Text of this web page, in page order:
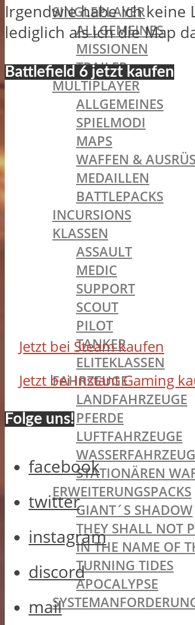
SINGLEPLAYER
ALLGEMEINES
MISSIONEN
TRAILER
MULTIPLAYER
ALLGEMEINES
SPIELMODI
MAPS
WAFFEN &
MEDAILLEN
BATTLEPACKS
INCURSIONS
KLASSEN
ASSAULT
MEDIC
SUPPORT
SCOUT
PILOT
TANKER
ELITEKLASSEN
FAHRZEUGE
LANDFAHRZEUGE
PFERDE
LUFTFAHRZEUGE
STATIONÄREN
ERWEITERUNGSPACKS
GIANT´S SHADOW
THEY SHALL NOT
IN THE NAME OF
TURNING TIDES
APOCALYPSE
BATTLEFIELD OLDIES
Irgendwie habe ich
lediglich als ich die Map
Battlefield 6 jetzt kaufen
Jetzt bei Steam kaufen
Jetzt bei Instant Gaming
Folge uns!
facebook
twitter
instagram
discord
mail